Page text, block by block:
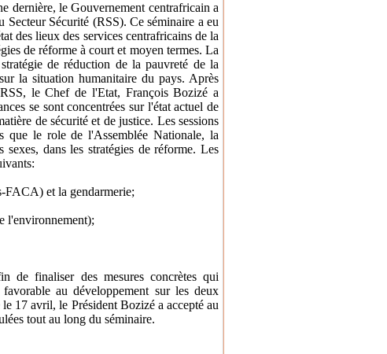
dernière, le Gouvernement centrafricain a
Sécurité (RSS). Ce séminaire a eu
des lieux des services centrafricains de la
de réforme à court et moyen termes. La
de réduction de la pauvreté de la
la situation humanitaire du pays. Après
le Chef de l'Etat, François Bozizé a
se sont concentrées sur l'état actuel de
de sécurité et de justice. Les sessions
que le role de l'Assemblée Nationale, la
sexes, dans les stratégies de réforme. Les
FACA) et la gendarmerie;
l'environnement);
de finaliser des mesures concrètes qui
au développement sur les deux
17 avril, le Président Bozizé a accepté au
tout au long du séminaire.